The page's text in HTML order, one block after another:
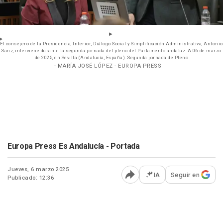
El consejero de la Presidencia, Interior, Diálogo Social y Simplificación Administrativa, Antonio
Sanz, interviene durante la segunda jornada del pleno del Parlamento andaluz. A 06 de marzo
de 2025, en Sevilla (Andalucía, España). Segunda jornada de Pleno
- MARÍA JOSÉ LÓPEZ - EUROPA PRESS
Europa Press Es Andalucía - Portada
Jueves, 6 marzo 2025
Publicado: 12:36
Abrir opciones para
IA Seguir en